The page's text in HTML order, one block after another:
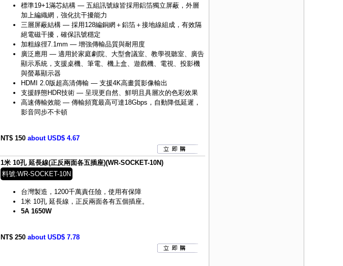
標準19+1滿芯結構 — 五組訊號線皆採用鋁箔獨立屏蔽，外層
加上編織網，強化抗干擾能力
三層屏蔽結構 — 採用128編銅網＋鋁箔＋接地線組成，有效隔
絕電磁干擾，確保訊號穩定
加粗線徑7.1mm — 增強傳輸品質與耐用度
廣泛應用 — 適用於家庭劇院、大型會議室、教學視聽室、廣告
顯示系統，支援桌機、筆電、機上盒、遊戲機、電視、投影機
與螢幕顯示器
HDMI 2.0版超高清傳輸 — 支援4K高畫質影像輸出
支援靜態HDR技術 — 呈現更自然、鮮明且具層次的色彩效果
高速傳輸效能 — 傳輸頻寬最高可達18Gbps，自動降低延遲，
影音同步不卡頓
NT$ 150 about USD$ 4.67
1米 10孔 延長線(正反兩面各五插座)(WR-SOCKET-10N)
料號:WR-SOCKET-10N
台灣製造，1200千萬責任險，使用有保障
1米 10孔 延長線，正反兩面各有五個插座。
5A 1650W
NT$ 250 about USD$ 7.78